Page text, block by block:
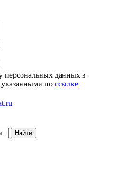
персональных данных в
указанными по ссылке